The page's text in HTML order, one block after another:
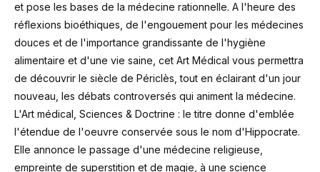
et pose les bases de la médecine rationnelle. A l'heure des
réflexions bioéthiques, de l'engouement pour les médecines
douces et de l'importance grandissante de l'hygiène
alimentaire et d'une vie saine, cet Art Médical vous permettra
de découvrir le siècle de Périclès, tout en éclairant d'un jour
nouveau, les débats controversés qui animent la médecine.
L'Art médical, Sciences & Doctrine : le titre donne d'emblée
l'étendue de l'oeuvre conservée sous le nom d'Hippocrate.
Elle annonce le passage d'une médecine religieuse,
empreinte de superstition et de magie, à une science